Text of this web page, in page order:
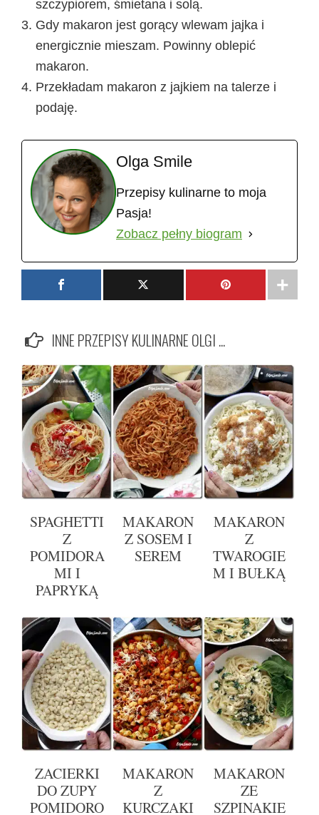
szczypiorem, śmietana i solą.
Gdy makaron jest gorący wlewam jajka i
energicznie mieszam. Powinny oblepić
makaron.
Przekładam makaron z jajkiem na talerze i
podaję.
Olga Smile
Przepisy kulinarne to moja
Pasja!
Zobacz pełny biogram
INNE PRZEPISY KULINARNE OLGI ...
SPAGHETTI
Z
POMIDORA
MI I
PAPRYKĄ
MAKARON
Z SOSEM I
SEREM
MAKARON
Z
TWAROGIE
M I BUŁKĄ
ZACIERKI
DO ZUPY
POMIDORO
MAKARON
Z
KURCZAKI
MAKARON
ZE
SZPINAKIE